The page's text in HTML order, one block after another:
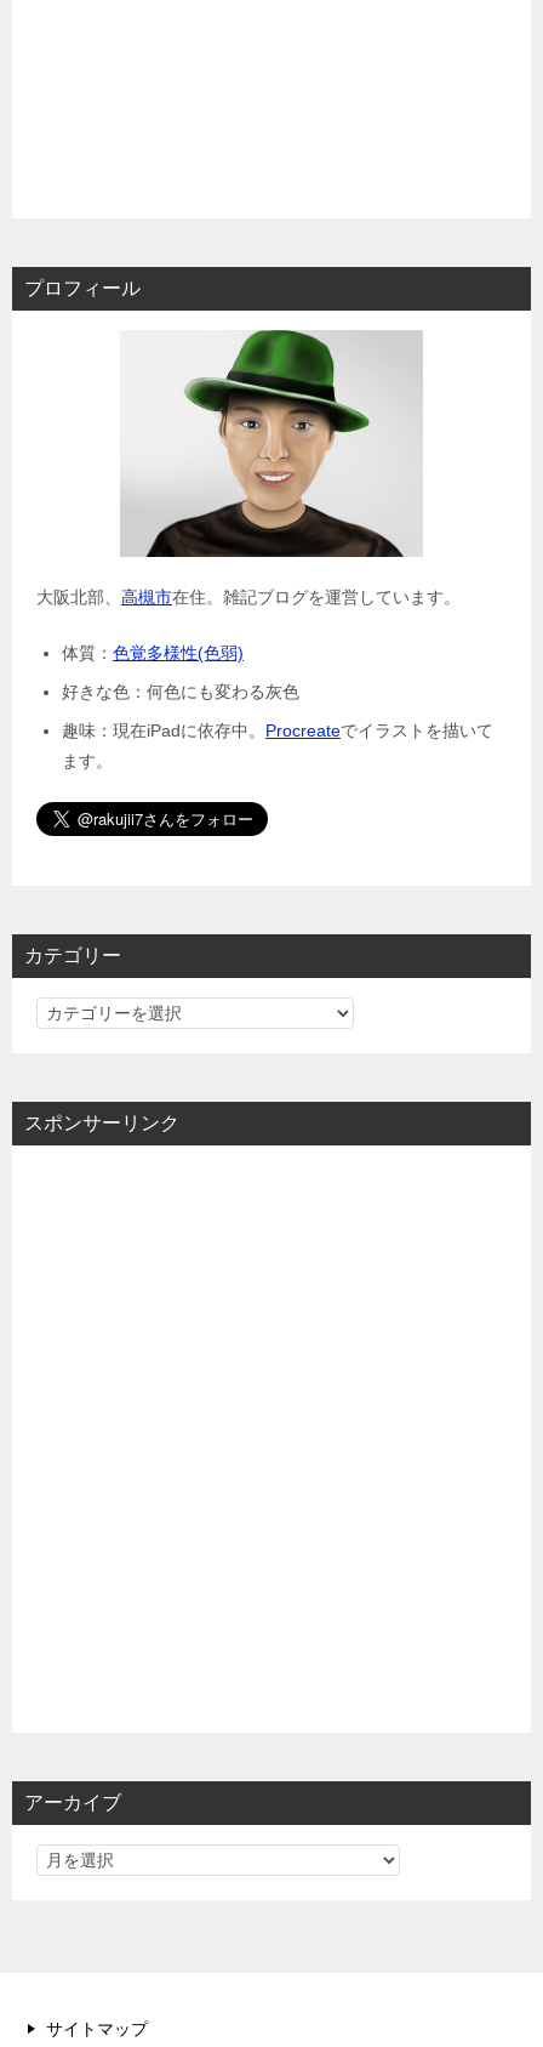
プロフィール
大阪北部、 高槻市在住。雑記ブログを運営しています。
体質： 色覚多様性(色弱)
好きな色：何色にも変わる灰色
趣味：現在iPadに依存中。 Procreateでイラストを描いて
ます。
カテゴリー
カ
リ
ー
スポンサーリンク
アーカイブ
サイトマップ